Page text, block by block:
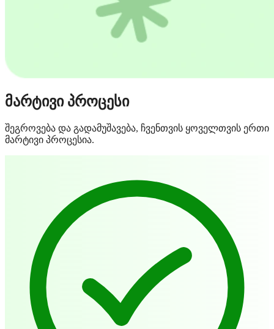
მარტივი პროცესი
შეგროვება და გადამუშავება, ჩვენთვის ყოველთვის ერთი
მარტივი პროცესია.